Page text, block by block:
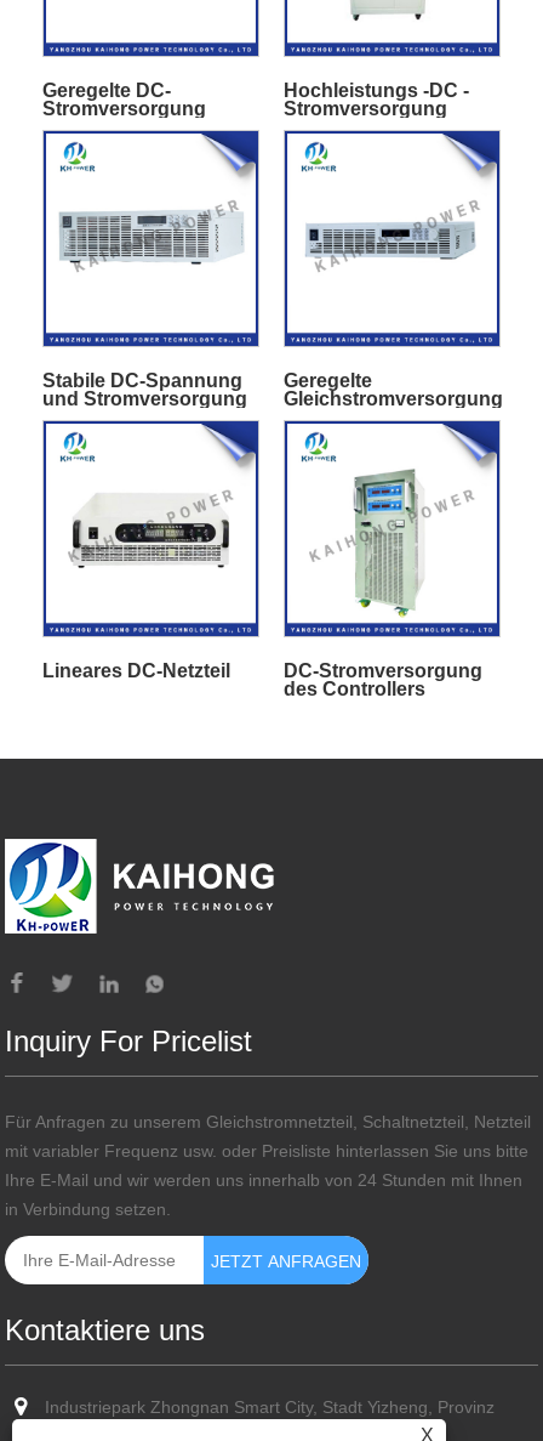
Geregelte DC-
Stromversorgung
Hochleistungs -DC -
Stromversorgung
Stabile DC-Spannung
und Stromversorgung
Geregelte
Gleichstromversorgung
mit hoher Leistung
Lineares DC-Netzteil
DC-Stromversorgung
des Controllers
Inquiry For Pricelist
Für Anfragen zu unserem Gleichstromnetzteil, Schaltnetzteil, Netzteil
mit variabler Frequenz usw. oder Preisliste hinterlassen Sie uns bitte
Ihre E-Mail und wir werden uns innerhalb von 24 Stunden mit Ihnen
in Verbindung setzen.
Kontaktiere uns
Industriepark Zhongnan Smart City, Stadt Yizheng, Provinz
X